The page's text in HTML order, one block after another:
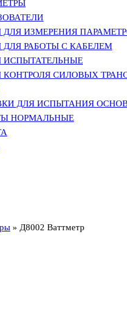
ДЛЯ ИЗМЕРЕНИЯ
ДЛЯ РАБОТЫ С КАБЕЛЕМ
ИСПЫТАТЕЛЬНЫЕ
КОНТРОЛЯ СИЛОВЫХ
ДЛЯ ИСПЫТАНИЯ
НОРМАЛЬНЫЕ
» Д8002 Ваттметр